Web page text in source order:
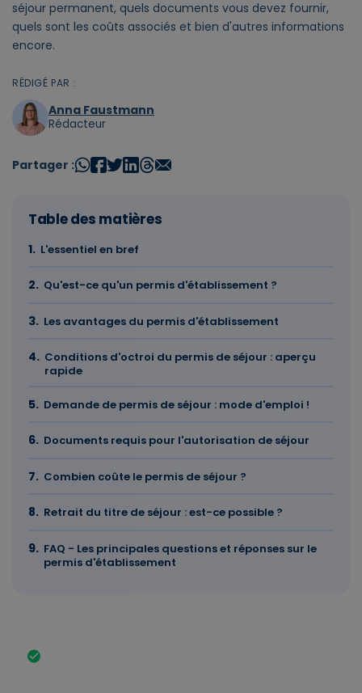
séjour permanent, quels documents vous devez fournir,
quels sont les coûts associés et bien d'autres informations
encore.
RÉDIGÉ PAR :
Anna Faustmann
Rédacteur
Partager :
Table des matières
L'essentiel en bref
Qu'est-ce qu'un permis d'établissement ?
Les avantages du permis d'établissement
Conditions d'octroi du permis de séjour : aperçu
rapide
Demande de permis de séjour : mode d'emploi !
Documents requis pour l'autorisation de séjour
Combien coûte le permis de séjour ?
Retrait du titre de séjour : est-ce possible ?
FAQ - Les principales questions et réponses sur le
permis d'établissement